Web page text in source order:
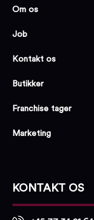
Om os
Job
Kontakt os
Butikker
Franchise tager
Marketing
KONTAKT OS